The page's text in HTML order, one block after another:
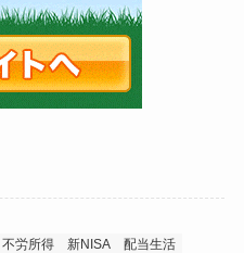
不労所得 新NISA 配当生活